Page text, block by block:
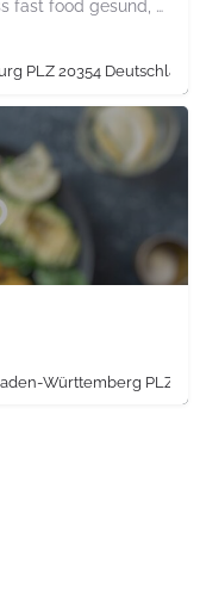
mit reichhaltigen bowls beweist rå, dass fast food gesund, nachhaltig und hundertprozentig vegan sein kann.…
PLZ 20354 Deutschland
Württemberg PLZ